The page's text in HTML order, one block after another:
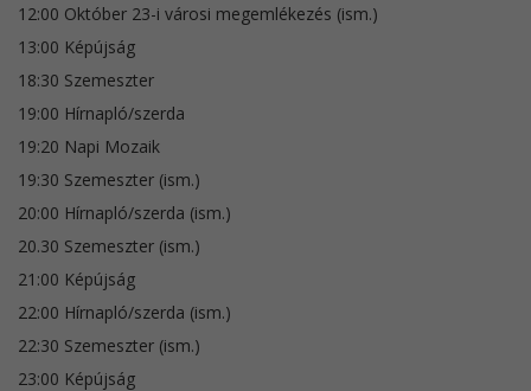
12:00 Október 23-i városi megemlékezés (ism.)
13:00 Képújság
18:30 Szemeszter
19:00 Hírnapló/szerda
19:20 Napi Mozaik
19:30 Szemeszter (ism.)
20:00 Hírnapló/szerda (ism.)
20.30 Szemeszter (ism.)
21:00 Képújság
22:00 Hírnapló/szerda (ism.)
22:30 Szemeszter (ism.)
23:00 Képújság